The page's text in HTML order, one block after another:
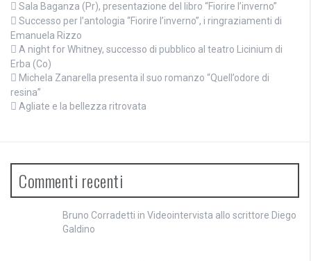
Sala Baganza (Pr), presentazione del libro “Fiorire l’inverno”
Successo per l’antologia “Fiorire l’inverno”, i ringraziamenti di
Emanuela Rizzo
A night for Whitney, successo di pubblico al teatro Licinium di
Erba (Co)
Michela Zanarella presenta il suo romanzo “Quell’odore di
resina”
Agliate e la bellezza ritrovata
Commenti recenti
Bruno Corradetti in Videointervista allo scrittore Diego
Galdino